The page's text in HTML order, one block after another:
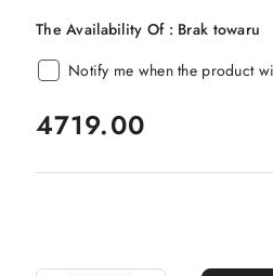
The Availability Of : Brak towaru
Notify me when the product
price:
4719.00